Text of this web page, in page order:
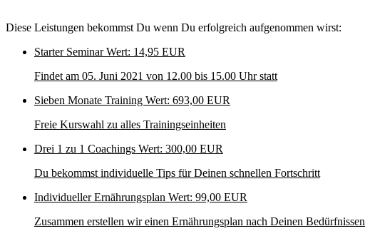
Diese Leistungen bekommst Du wenn Du erfolgreich aufgenommen wirst:
Starter SeminarWert: 14,95 EUR
Findet am 05. Juni 2021 von 12.00 bis 15.00 Uhr statt
Sieben Monate Training Wert: 693,00 EUR
Freie Kurswahl zu alles Trainingseinheiten
Drei 1 zu 1 Coachings Wert: 300,00 EUR
Du bekommst individuelle Tips für Deinen schnellen Fortschritt
Individueller Ernährungsplan Wert: 99,00 EUR
Zusammen erstellen wir einen Ernährungsplan nach Deinen Bedürfnissen